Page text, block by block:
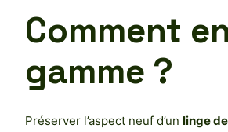
Comment
gamme ?
Préserver l’aspect neuf d’un linge